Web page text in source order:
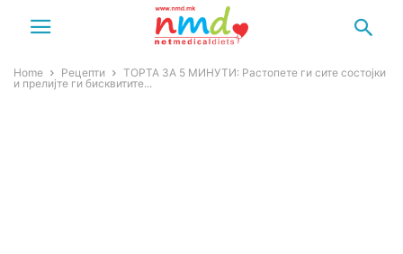
Home Рецепти
ТОРТА ЗА 5 МИНУТИ: Растопете ги сите состојки
и прелијте ги бисквитите...